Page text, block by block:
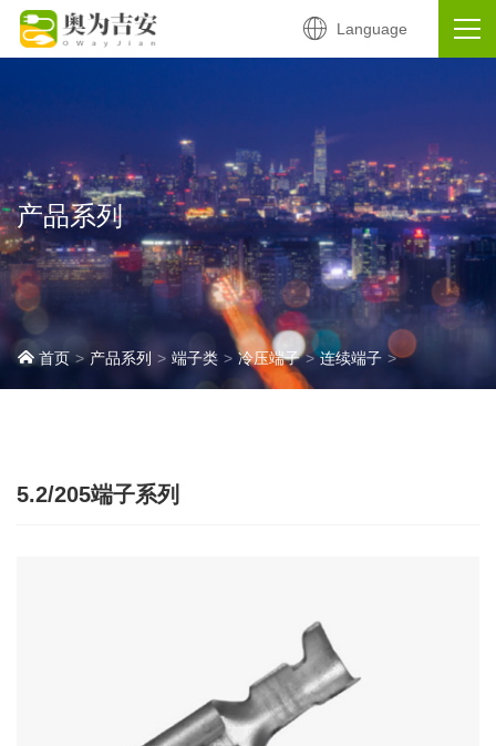
Language
产品系列
首页 产品系列 端子类 冷压端子 连续端子
5.2/205端子系列